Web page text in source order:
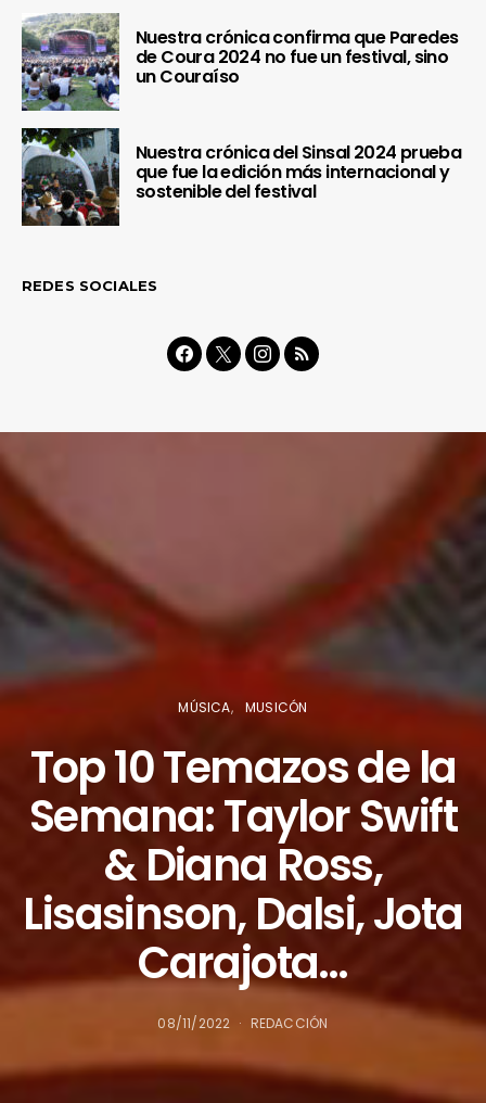
Nuestra crónica confirma que Paredes
de Coura 2024 no fue un festival, sino
un Couraíso
Nuestra crónica del Sinsal 2024 prueba
que fue la edición más internacional y
sostenible del festival
REDES SOCIALES
MÚSICA MUSICÓN
Top 10 Temazos de la
Semana: Taylor Swift
& Diana Ross,
Lisasinson, Dalsi, Jota
Carajota…
08/11/2022 REDACCIÓN